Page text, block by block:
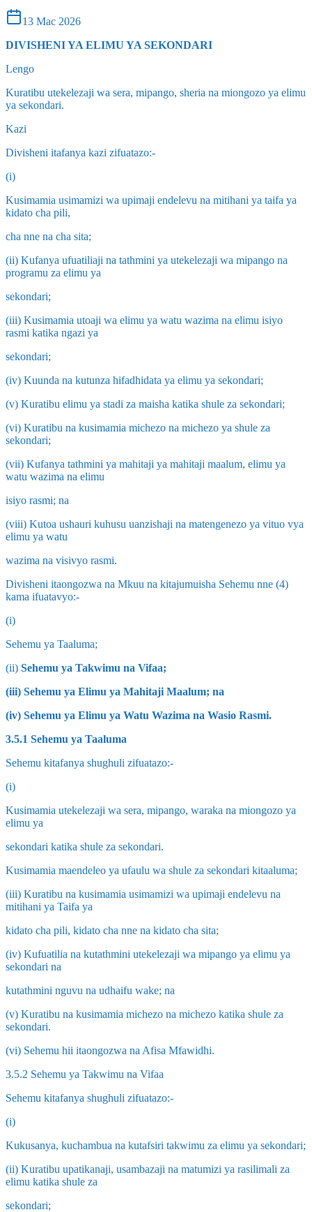
13 Mac 2026
DIVISHENI YA ELIMU YA SEKONDARI
Lengo
Kuratibu utekelezaji wa sera, mipango, sheria na miongozo ya elimu
ya sekondari.
Kazi
Divisheni itafanya kazi zifuatazo:-
(i)
Kusimamia usimamizi wa upimaji endelevu na mitihani ya taifa ya
kidato cha pili,
cha nne na cha sita;
(ii) Kufanya ufuatiliaji na tathmini ya utekelezaji wa mipango na
programu za elimu ya
sekondari;
(iii) Kusimamia utoaji wa elimu ya watu wazima na elimu isiyo
rasmi katika ngazi ya
sekondari;
(iv) Kuunda na kutunza hifadhidata ya elimu ya sekondari;
(v) Kuratibu elimu ya stadi za maisha katika shule za sekondari;
(vi) Kuratibu na kusimamia michezo na michezo ya shule za
sekondari;
(vii) Kufanya tathmini ya mahitaji ya mahitaji maalum, elimu ya
watu wazima na elimu
isiyo rasmi; na
(viii) Kutoa ushauri kuhusu uanzishaji na matengenezo ya vituo vya
elimu ya watu
wazima na visivyo rasmi.
Divisheni itaongozwa na Mkuu na kitajumuisha Sehemu nne (4)
kama ifuatavyo:-
(i)
Sehemu ya Taaluma;
(ii) Sehemu ya Takwimu na Vifaa;
(iii) Sehemu ya Elimu ya Mahitaji Maalum; na
(iv) Sehemu ya Elimu ya Watu Wazima na Wasio Rasmi.
3.5.1 Sehemu ya Taaluma
Sehemu kitafanya shughuli zifuatazo:-
(i)
Kusimamia utekelezaji wa sera, mipango, waraka na miongozo ya
elimu ya
sekondari katika shule za sekondari.
Kusimamia maendeleo ya ufaulu wa shule za sekondari kitaaluma;
(iii) Kuratibu na kusimamia usimamizi wa upimaji endelevu na
mitihani ya Taifa ya
kidato cha pili, kidato cha nne na kidato cha sita;
(iv) Kufuatilia na kutathmini utekelezaji wa mipango ya elimu ya
sekondari na
kutathmini nguvu na udhaifu wake; na
(v) Kuratibu na kusimamia michezo na michezo katika shule za
sekondari.
(vi) Sehemu hii itaongozwa na Afisa Mfawidhi.
3.5.2 Sehemu ya Takwimu na Vifaa
Sehemu kitafanya shughuli zifuatazo:-
(i)
Kukusanya, kuchambua na kutafsiri takwimu za elimu ya sekondari;
(ii) Kuratibu upatikanaji, usambazaji na matumizi ya rasilimali za
elimu katika shule za
sekondari;